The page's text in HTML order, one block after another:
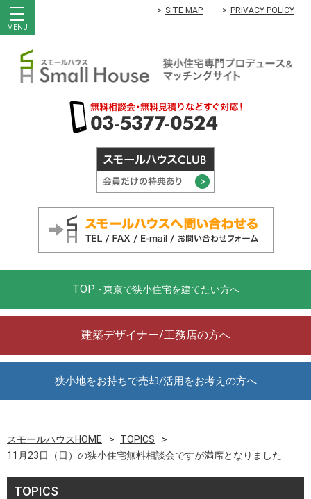
MENU
SITE MAP PRIVACY POLICY
TOP - 東京で狭小住宅を建てたい方へ
建築デザイナー/工務店の方へ
狭小地をお持ちで売却/活用をお考えの方へ
スモールハウスHOME
TOPICS
11月23日（日）の狭小住宅無料相談会ですが満席となりました
TOPICS